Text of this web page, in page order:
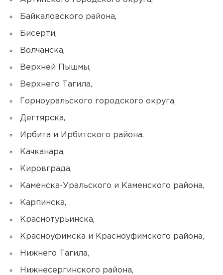
Байкаловского района,
Бисерти,
Волчанска,
Верхней Пышмы,
Верхнего Тагила,
Горноуральского городского округа,
Дегтярска,
Ирбита и Ирбитского района,
Качканара,
Кировграда,
Каменска-Уральского и Каменского района,
Карпинска,
Краснотурьинска,
Красноуфимска и Красноуфимского района,
Нижнего Тагила,
Нижнесергинского района,